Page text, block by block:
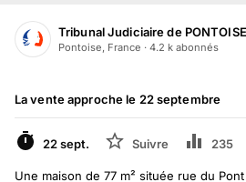
Tribunal Judiciaire de PONTOISE
Pontoise, France · 4.2 k abonnés
À VENIR
La vente approche le 22 septembre
22 sept. Suivre 235
Une maison de 77 m² située rue du